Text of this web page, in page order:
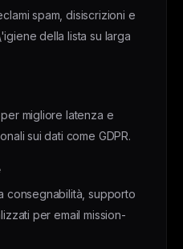
spam, disiscrizioni e
della lista su larga
migliore latenza e
sui dati come GDPR.
consegnabilità, supporto
per email mission-